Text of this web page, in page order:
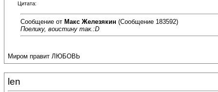
Цитата:
Сообщение от Макс Железякин (Сообщение 183592)
Поелику, воистину так.:D
Миром правит ЛЮБОВЬ
len